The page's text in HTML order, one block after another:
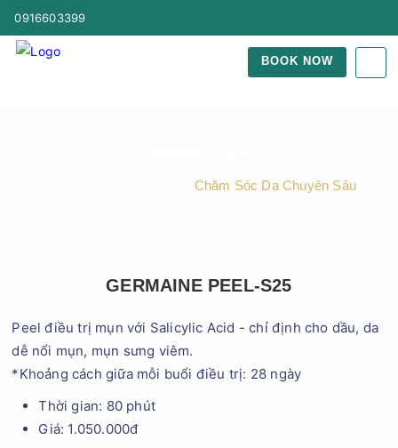
0916603399
BOOK NOW
Chăm Sóc Da Chuyên Sâu
GERMAINE PEEL-S25
Peel điều trị mụn với Salicylic Acid - chỉ định cho dầu, da
dễ nổi mụn, mụn sưng viêm.
*Khoảng cách giữa mỗi buổi điều trị: 28 ngày
Thời gian: 80 phút
Giá: 1.050.000đ